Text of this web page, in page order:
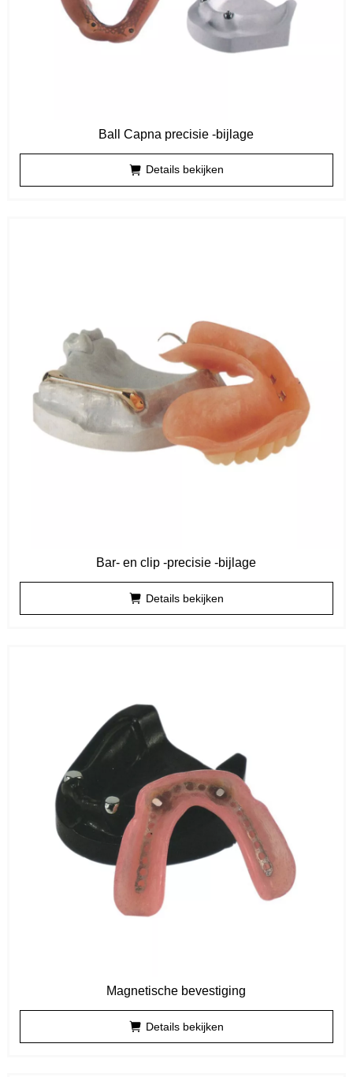
Ball Capna precisie -bijlage
Details bekijken
Bar- en clip -precisie -bijlage
Details bekijken
Magnetische bevestiging
Details bekijken